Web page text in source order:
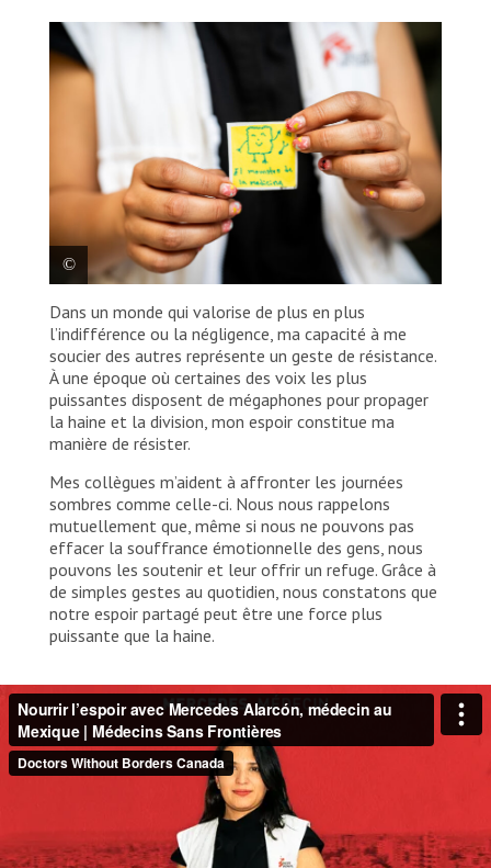
Une œuvre réalisée par Mercedes Alarcón, médecin
chez MSF. Mexique, 2026. © María Chavarría/MSF
Mercedes Alarcón, médecin pour MSF, montre un petit
dessin représentant « el monstruo de la medicina »,
un personnage qui symbolise l’espoir. Il nous
rappelle avec imagination que, grâce aux
traitements, même les peurs les plus redoutables
peuvent trouver une issue favorable. Mexique, 2026.
© María Chavarría/MSF
Dans un monde qui valorise de plus en plus
l’indifférence ou la négligence, ma capacité à me
soucier des autres représente un geste de résistance.
À une époque où certaines des voix les plus
puissantes disposent de mégaphones pour propager
la haine et la division, mon espoir constitue ma
manière de résister.
Mes collègues m’aident à affronter les journées
sombres comme celle-ci. Nous nous rappelons
mutuellement que, même si nous ne pouvons pas
effacer la souffrance émotionnelle des gens, nous
pouvons les soutenir et leur offrir un refuge. Grâce à
de simples gestes au quotidien, nous constatons que
notre espoir partagé peut être une force plus
puissante que la haine.